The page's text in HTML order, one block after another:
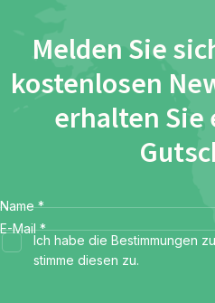
Melden Sie
kostenlosen
erhalten Sie
Name *
E-Mail *
Ich habe die Bestimmungen
stimme diesen zu.